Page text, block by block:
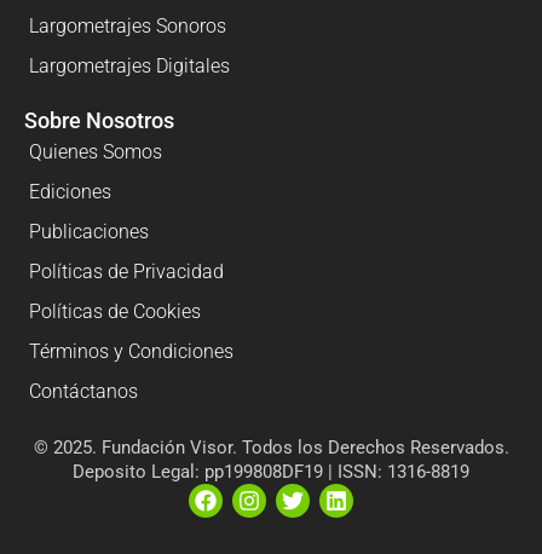
Largometrajes Sonoros
Largometrajes Digitales
Sobre Nosotros
Quienes Somos
Ediciones
Publicaciones
Políticas de Privacidad
Políticas de Cookies
Términos y Condiciones
Contáctanos
© 2025. Fundación Visor. Todos los Derechos Reservados.
Deposito Legal: pp199808DF19 | ISSN: 1316-8819